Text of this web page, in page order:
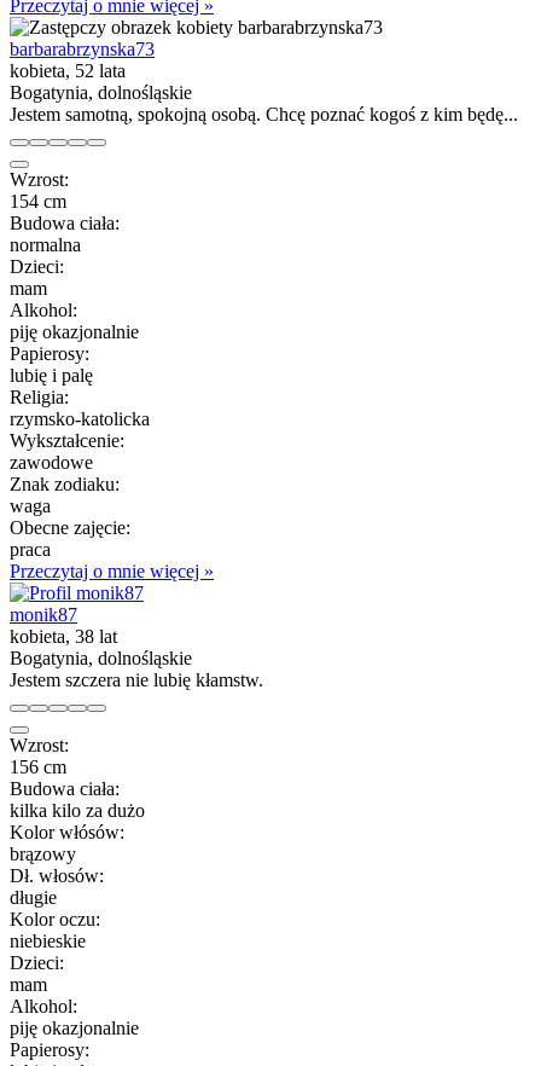
Przeczytaj o mnie więcej »
barbarabrzynska73
kobieta, 52 lata
Bogatynia, dolnośląskie
Jestem samotną, spokojną osobą. Chcę poznać kogoś z kim będę...
Wzrost:
154 cm
Budowa ciała:
normalna
Dzieci:
mam
Alkohol:
piję okazjonalnie
Papierosy:
lubię i palę
Religia:
rzymsko-katolicka
Wykształcenie:
zawodowe
Znak zodiaku:
waga
Obecne zajęcie:
praca
Przeczytaj o mnie więcej »
monik87
kobieta, 38 lat
Bogatynia, dolnośląskie
Jestem szczera nie lubię kłamstw.
Wzrost:
156 cm
Budowa ciała:
kilka kilo za dużo
Kolor włósów:
brązowy
Dł. włosów:
długie
Kolor oczu:
niebieskie
Dzieci:
mam
Alkohol:
piję okazjonalnie
Papierosy: